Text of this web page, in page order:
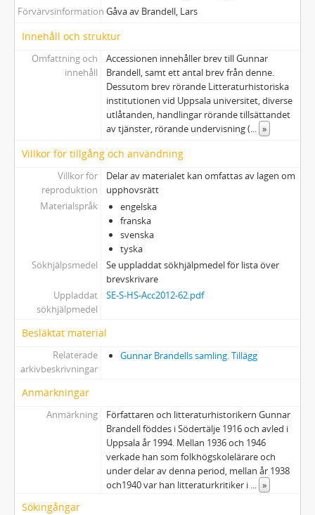
Förvärvsinformation Gåva av Brandell, Lars
Innehåll och struktur
Omfattning och
innehåll
Accessionen innehåller brev till Gunnar
Brandell, samt ett antal brev från denne.
Dessutom brev rörande Litteraturhistoriska
institutionen vid Uppsala universitet, diverse
utlåtanden, handlingar rörande tillsättandet
av tjänster, rörande undervisning (... »
Villkor för tillgång och användning
Villkor för
reproduktion
Delar av materialet kan omfattas av lagen om
upphovsrätt
Materialspråk
engelska
franska
svenska
tyska
Sökhjälpsmedel
Se uppladdat sökhjälpmedel för lista över
brevskrivare
Uppladdat
sökhjälpmedel
SE-S-HS-Acc2012-62.pdf
Besläktat material
Relaterade
arkivbeskrivningar
Gunnar Brandells samling. Tillägg
Anmärkningar
Anmärkning
Författaren och litteraturhistorikern Gunnar
Brandell föddes i Södertälje 1916 och avled i
Uppsala år 1994. Mellan 1936 och 1946
verkade han som folkhögskolelärare och
under delar av denna period, mellan år 1938
och1940 var han litteraturkritiker i ... »
Sökingångar